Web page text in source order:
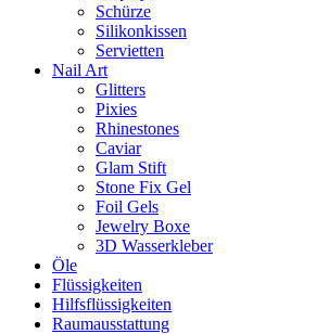
Schürze
Silikonkissen
Servietten
Nail Art
Glitters
Pixies
Rhinestones
Caviar
Glam Stift
Stone Fix Gel
Foil Gels
Jewelry Boxe
3D Wasserkleber
Öle
Flüssigkeiten
Hilfsflüssigkeiten
Raumausstattung